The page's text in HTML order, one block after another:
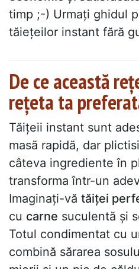
timp ;-) Urmați ghidul
tăiețeilor instant fără
De ce această
rețeta ta
Tăițeii instant sunt
masă rapidă, dar
câteva ingrediente în
transforma într-un
Imaginați-vă tăiței
cu carne suculentă și
Totul condimentat cu
combină sărarea